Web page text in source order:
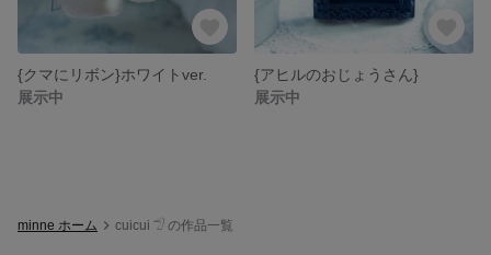
{クマにリボン}ホワイトver.
展示中
{アヒルのおじょうさん}
展示中
minne ホーム cuicui 𓅿 の作品一覧